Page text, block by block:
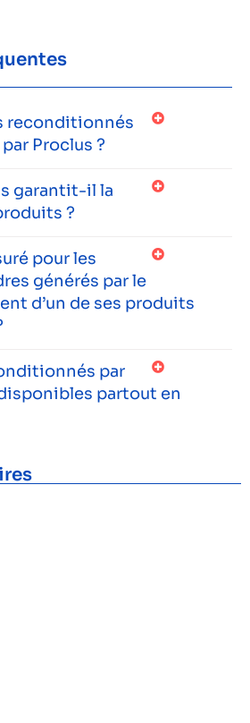
reconditionnés
Proclus ?
garantit-il la
?
pour les
générés par le
d’un de ses produits
par
partout en